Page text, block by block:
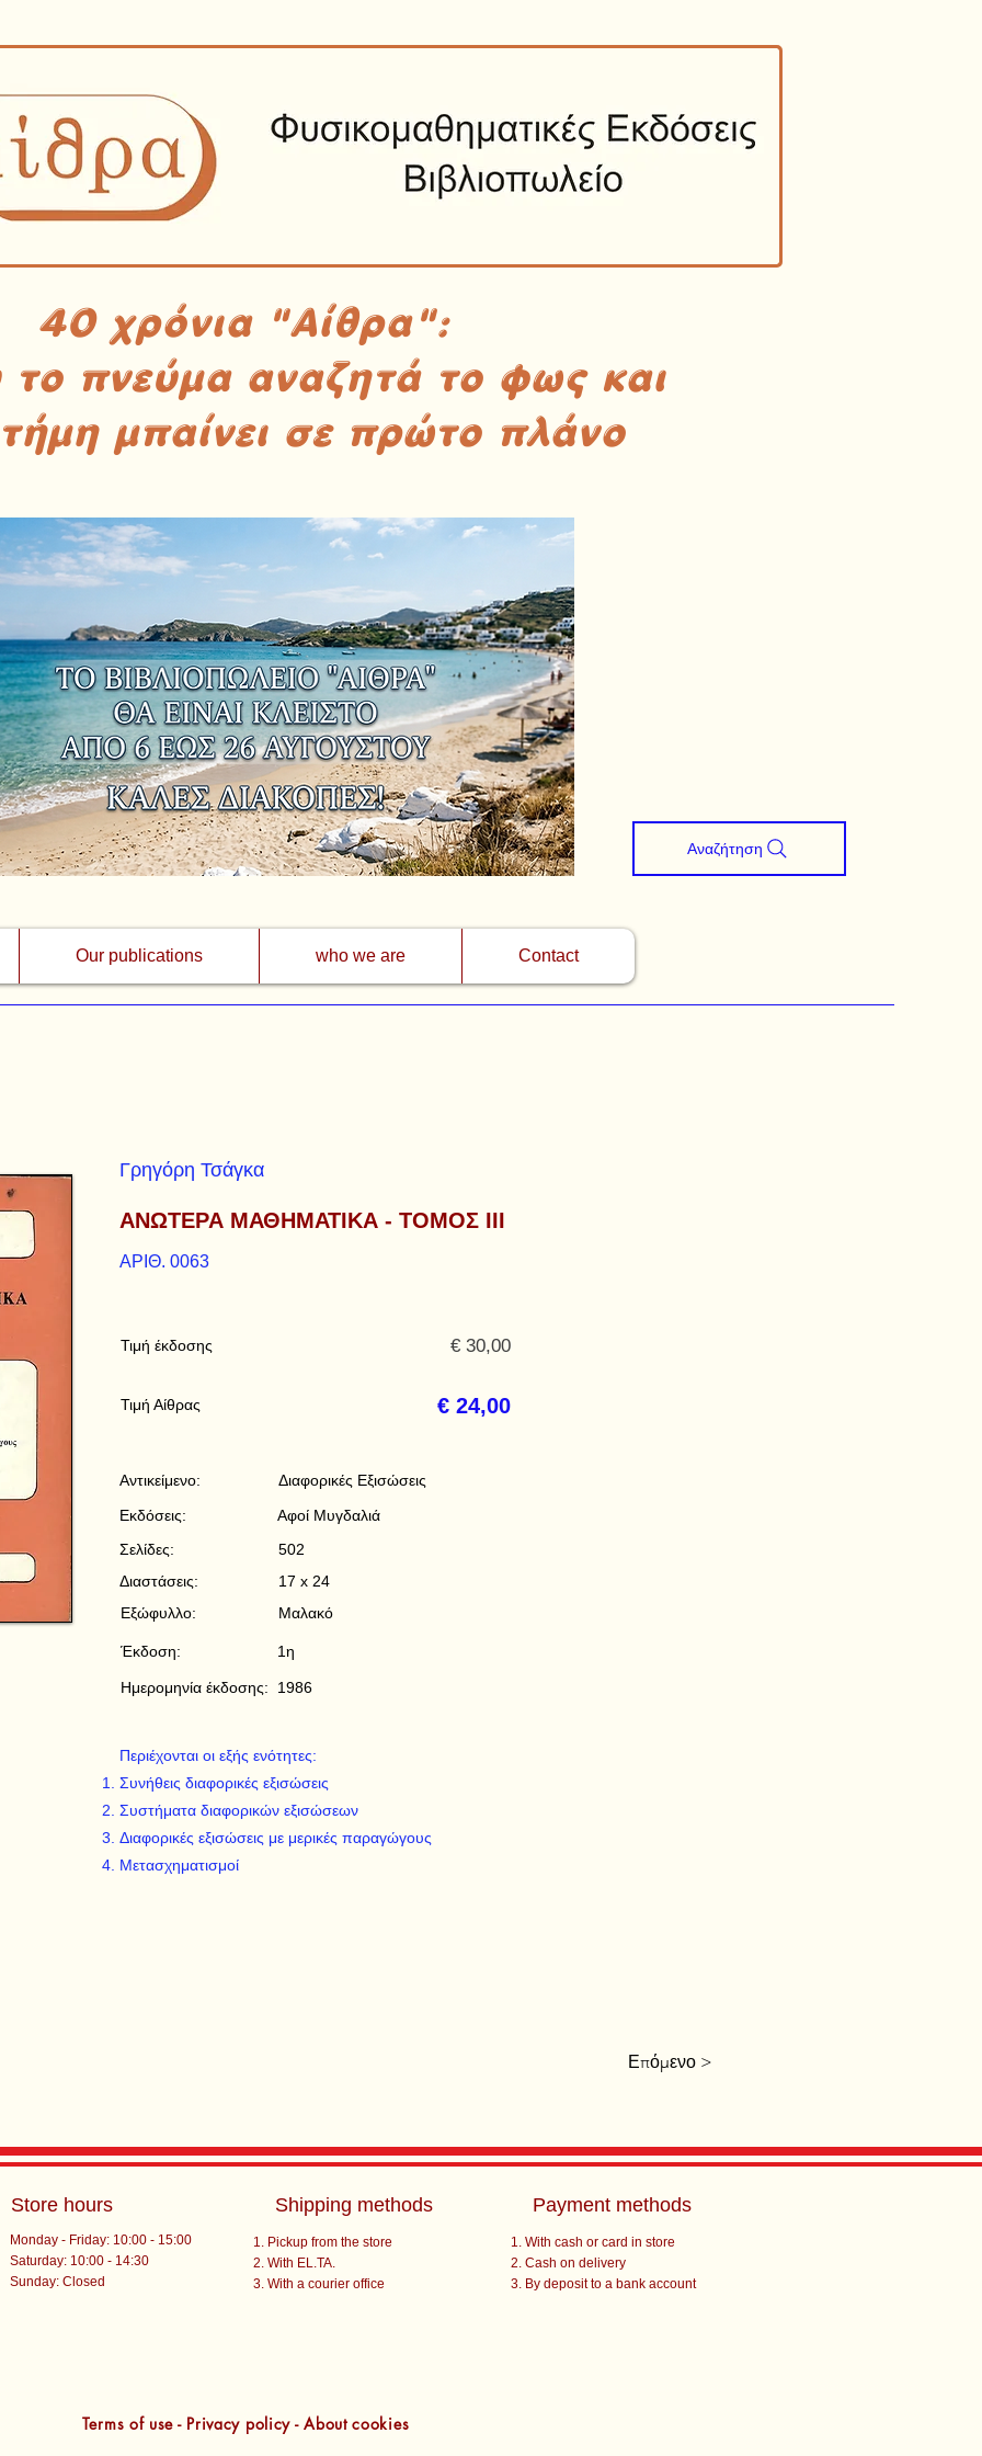
40 χρόνια "Αίθρα":
το πνεύμα αναζητά το φως και
μπαίνει σε πρώτο πλάνο
Our publications who we are Contact
Αναζήτηση
Γρηγόρη Τσάγκα
ΑΝΩΤΕΡΑ ΜΑΘΗΜΑΤΙΚΑ - ΤΟΜΟΣ ΙΙΙ
ΑΡΙΘ. 0063
Τιμή έκδοσης
Τιμή Αίθρας
€ 30,00
€ 24,00
Διαφορικές Εξισώσεις
Αφοί Μυγδαλιά
502
17 x 24
Μαλακό
1η
1986
Αντικείμενο:
Εκδόσεις:
Σελίδες:
Διαστάσεις:
Εξώφυλλο:
Έκδοση:
Ημερομηνία έκδοσης:
Περιέχονται οι εξής ενότητες:
Συνήθεις διαφορικές εξισώσεις
Συστήματα διαφορικών εξισώσεων
Διαφορικές εξισώσεις με μερικές παραγώγους
Μετασχηματισμοί
Επόμενο >
Store hours
Monday - Friday: 10:00 - 15:00
Saturday: 10:00 - 14:30
​Sunday: Closed
Shipping methods
Pickup from the store
With EL.TA.
With a courier office
Payment methods
With cash or card in store
Cash on delivery
By deposit to a bank account
Terms of use - Privacy policy - About cookies